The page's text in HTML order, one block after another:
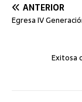
ANTERIOR
Egresa IV
Exitosa